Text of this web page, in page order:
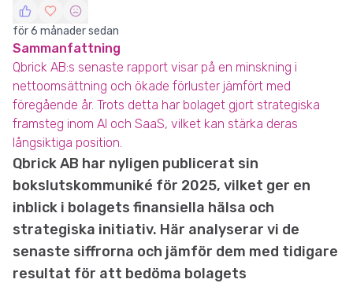
för 6 månader sedan
Sammanfattning
Qbrick AB:s senaste rapport visar på en minskning i
nettoomsättning och ökade förluster jämfört med
föregående år. Trots detta har bolaget gjort strategiska
framsteg inom AI och SaaS, vilket kan stärka deras
långsiktiga position.
Qbrick AB har nyligen publicerat sin
bokslutskommuniké för 2025, vilket ger en
inblick i bolagets finansiella hälsa och
strategiska initiativ. Här analyserar vi de
senaste siffrorna och jämför dem med tidigare
resultat för att bedöma bolagets